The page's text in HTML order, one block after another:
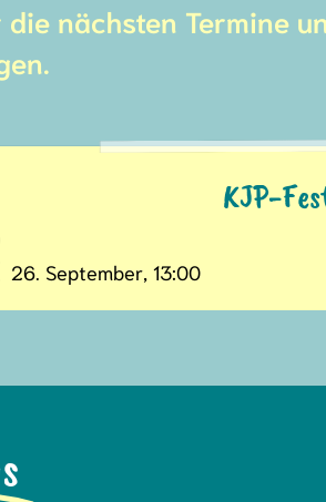
nächsten Termine
KJP-
26. September, 13:00